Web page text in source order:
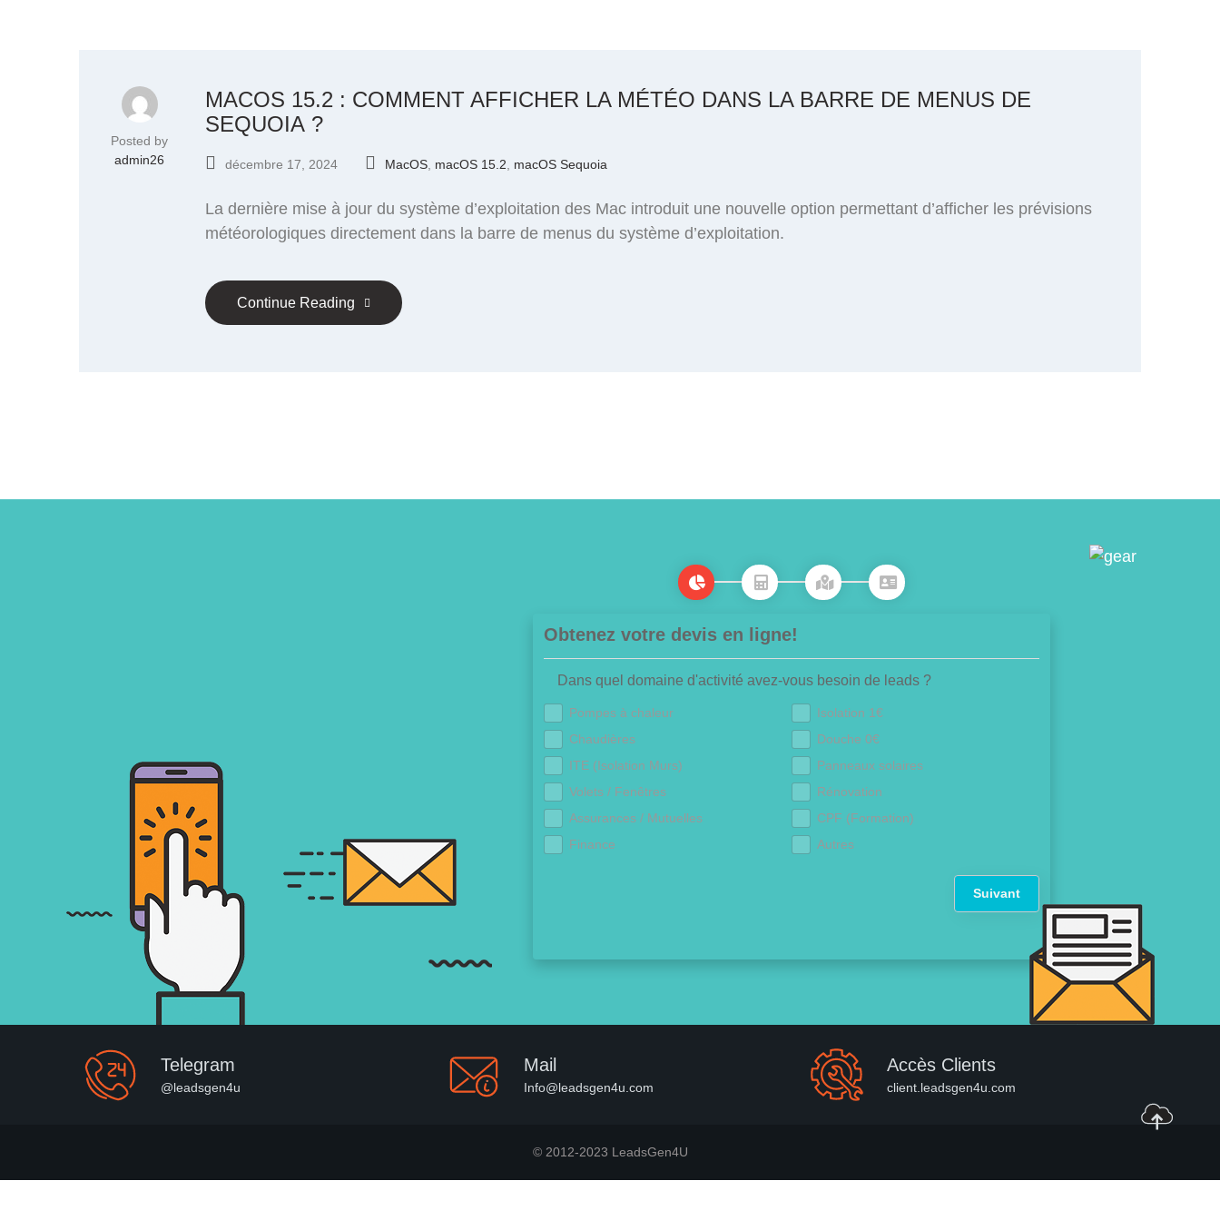
Posted by
admin26
MACOS 15.2 : COMMENT AFFICHER LA MÉTÉO DANS LA BARRE DE MENUS DE
SEQUOIA ?
décembre 17, 2024 MacOS macOS 15.2 macOS Sequoia
La dernière mise à jour du système d’exploitation des Mac introduit une nouvelle option permettant d’afficher les prévisions
météorologiques directement dans la barre de menus du système d’exploitation.
Continue Reading
Obtenez votre devis en ligne!
Dans quel domaine d'activité avez-vous besoin de leads ?
Pompes à chaleur
Isolation 1€
Chaudières
Douche 0€
ITE (Isolation Murs)
Panneaux solaires
Volets / Fenêtres
Rénovation
Assurances / Mutuelles
CPF (Formation)
Finance
Autres
Suivant
Telegram
@leadsgen4u
Mail
Info@leadsgen4u.com
Accès Clients
client.leadsgen4u.com
© 2012-2023 LeadsGen4U